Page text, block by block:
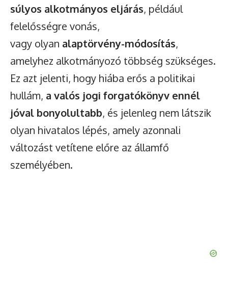
súlyos alkotmányos eljárás, például
felelősségre vonás,
vagy olyan alaptörvény-módosítás,
amelyhez alkotmányozó többség szükséges.
Ez azt jelenti, hogy hiába erős a politikai
hullám, a valós jogi forgatókönyv ennél
jóval bonyolultabb, és jelenleg nem látszik
olyan hivatalos lépés, amely azonnali
változást vetítene előre az államfő
személyében.